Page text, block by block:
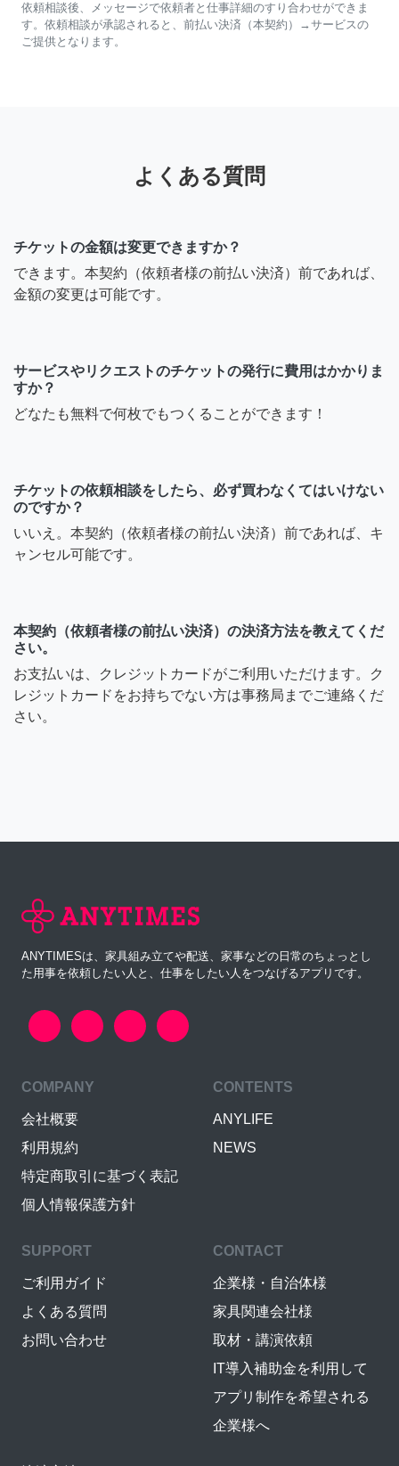
依頼相談後、メッセージで依頼者と仕事詳細のすり合わせができま
す。依頼相談が承認されると、前払い決済（本契約）→サービスの
ご提供となります。
よくある質問
チケットの金額は変更できますか？
できます。本契約（依頼者様の前払い決済）前であれば、
金額の変更は可能です。
サービスやリクエストのチケットの発行に費用はかかりま
すか？
どなたも無料で何枚でもつくることができます！
チケットの依頼相談をしたら、必ず買わなくてはいけない
のですか？
いいえ。本契約（依頼者様の前払い決済）前であれば、キ
ャンセル可能です。
本契約（依頼者様の前払い決済）の決済方法を教えてくだ
さい。
お支払いは、クレジットカードがご利用いただけます。ク
レジットカードをお持ちでない方は事務局までご連絡くだ
さい。
ANYTIMESは、家具組み立てや配送、家事などの日常のちょっとし
た用事を依頼したい人と、仕事をしたい人をつなげるアプリです。
COMPANY
会社概要
利用規約
特定商取引に基づく表記
個人情報保護方針
CONTENTS
ANYLIFE
NEWS
SUPPORT
ご利用ガイド
よくある質問
お問い合わせ
CONTACT
企業様・自治体様
家具関連会社様
取材・講演依頼
IT導入補助金を利用して
アプリ制作を希望される
企業様へ